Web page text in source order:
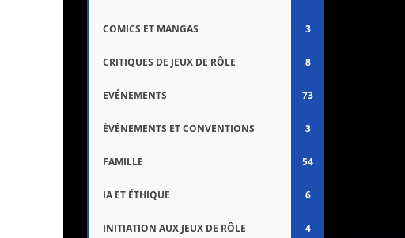
COMICS ET MANGAS 3
CRITIQUES DE JEUX DE RÔLE 8
EVÉNEMENTS 73
ÉVÉNEMENTS ET CONVENTIONS 3
FAMILLE 54
IA ET ÉTHIQUE 6
INITIATION AUX JEUX DE RÔLE 4